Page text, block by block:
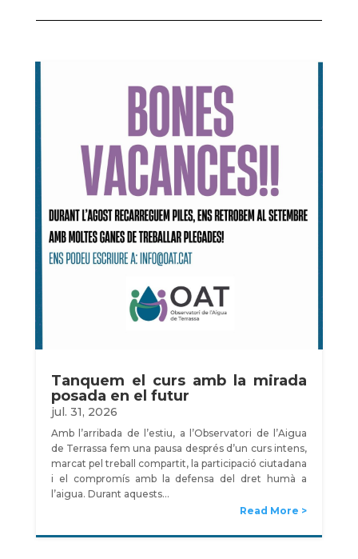
Tanquem el curs amb la mirada
posada en el futur
jul. 31, 2026
Amb l’arribada de l’estiu, a l’Observatori de l’Aigua
de Terrassa fem una pausa després d’un curs intens,
marcat pel treball compartit, la participació ciutadana
i el compromís amb la defensa del dret humà a
l’aigua. Durant aquests…
Read More